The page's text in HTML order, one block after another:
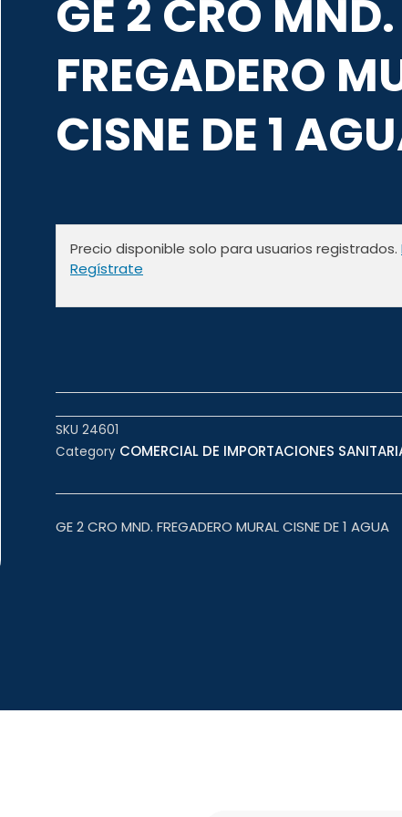
GE 2 CRO MND.
FREGADERO
CISNE DE 1
Precio disponible solo para usuarios registrados.
Regístrate
SKU 24601
Category COMERCIAL DE IMPORTACIONES
GE 2 CRO MND. FREGADERO MURAL CISNE DE 1 AGUA